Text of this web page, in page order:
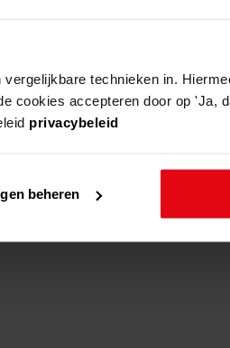
technieken in.
cookies accepteren door op 'Ja,
privacybeleid
beheren